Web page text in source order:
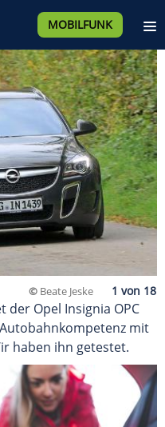
MOBILFUNK
© Beate Jeske
Opel Insignia OPC
mit
haben ihn getestet.